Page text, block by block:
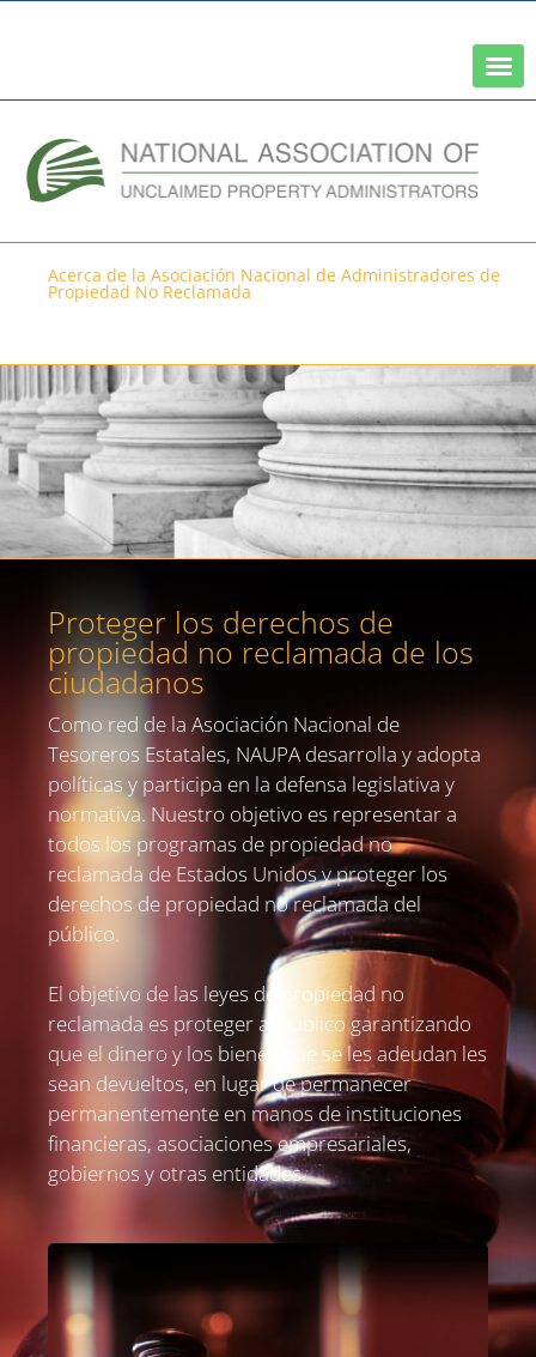
Acerca de la Asociación Nacional de Administradores de
Propiedad No Reclamada
Proteger los derechos de
propiedad no reclamada de los
ciudadanos
Como red de la Asociación Nacional de
Tesoreros Estatales, NAUPA desarrolla y adopta
políticas y participa en la defensa legislativa y
normativa. Nuestro objetivo es representar a
todos los programas de propiedad no
reclamada de Estados Unidos y proteger los
derechos de propiedad no reclamada del
público.
El objetivo de las leyes de propiedad no
reclamada es proteger al público garantizando
que el dinero y los bienes que se les adeudan les
sean devueltos, en lugar de permanecer
permanentemente en manos de instituciones
financieras, asociaciones empresariales,
gobiernos y otras entidades.